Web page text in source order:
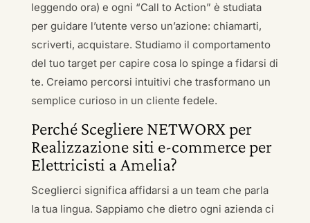
leggendo ora) e ogni “Call to Action” è studiata
per guidare l’utente verso un’azione: chiamarti,
scriverti, acquistare. Studiamo il comportamento
del tuo target per capire cosa lo spinge a fidarsi di
te. Creiamo percorsi intuitivi che trasformano un
semplice curioso in un cliente fedele.
Perché Scegliere NETWORX per
Realizzazione siti e-commerce per
Elettricisti a Amelia?
Sceglierci significa affidarsi a un team che parla
la tua lingua. Sappiamo che dietro ogni azienda ci